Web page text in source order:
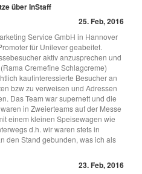
über InStaff
25. Feb, 2016
Service GmbH in Hannover
für Unilever geabeitet.
aktiv anzusprechen und
Cremefine Schlagcreme)
kaufinteressierte Besucher an
bzw zu verweisen und Adressen
Das Team war supernett und die
in Zweierteams auf der Messe
einem kleinen Speisewagen wie
d.h. wir waren stets in
den Stand gebunden, was ich als
23. Feb, 2016